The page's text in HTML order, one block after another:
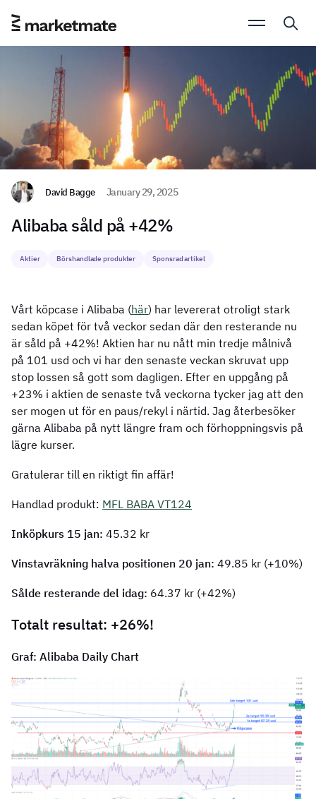
David Bagge January 29, 2025
Alibaba såld på +42%
Aktier Börshandlade produkter Sponsrad artikel
Vårt köpcase i Alibaba (här) har levererat otroligt stark
sedan köpet för två veckor sedan där den resterande nu
är såld på +42%! Aktien har nu nått min tredje målnivå
på 101 usd och vi har den senaste veckan skruvat upp
stop lossen så gott som dagligen. Efter en uppgång på
+23% i aktien de senaste två veckorna tycker jag att den
ser mogen ut för en paus/rekyl i närtid. Jag återbesöker
gärna Alibaba på nytt längre fram och förhoppningsvis på
lägre kurser.
Gratulerar till en riktigt fin affär!
Handlad produkt: MFL BABA VT124
Inköpkurs 15 jan: 45.32 kr
Vinstavräkning halva positionen 20 jan: 49.85 kr (+10%)
Sålde resterande del idag: 64.37 kr (+42%)
Totalt resultat: +26%!
Graf: Alibaba Daily Chart